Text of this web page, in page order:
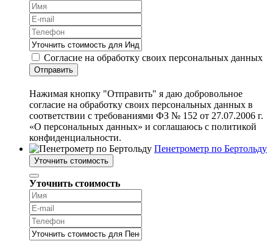
Согласие на обработку своих персональных данных
Отправить
Нажимая кнопку "Отправить" я даю добровольное
согласие на обработку своих персональных данных в
соответствии с требованиями ФЗ № 152 от 27.07.2006 г.
«О персональных данных» и соглашаюсь с политикой
конфиденциальности.
Пенетрометр по Бертольду
Уточнить стоимость
Уточнить стоимость